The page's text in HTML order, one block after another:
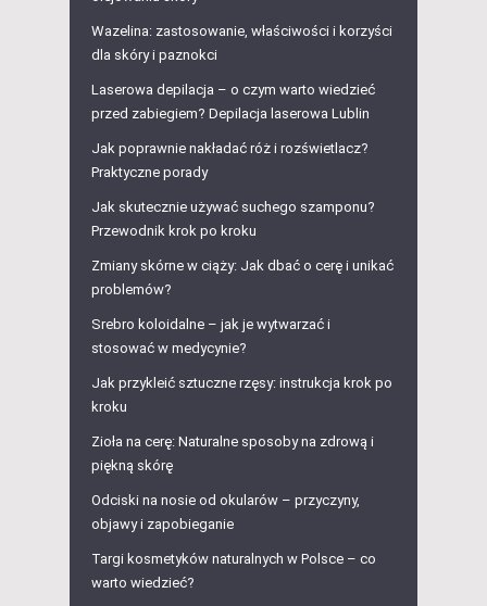
Wazelina: zastosowanie, właściwości i korzyści
dla skóry i paznokci
Laserowa depilacja – o czym warto wiedzieć
przed zabiegiem? Depilacja laserowa Lublin
Jak poprawnie nakładać róż i rozświetlacz?
Praktyczne porady
Jak skutecznie używać suchego szamponu?
Przewodnik krok po kroku
Zmiany skórne w ciąży: Jak dbać o cerę i unikać
problemów?
Srebro koloidalne – jak je wytwarzać i
stosować w medycynie?
Jak przykleić sztuczne rzęsy: instrukcja krok po
kroku
Zioła na cerę: Naturalne sposoby na zdrową i
piękną skórę
Odciski na nosie od okularów – przyczyny,
objawy i zapobieganie
Targi kosmetyków naturalnych w Polsce – co
warto wiedzieć?